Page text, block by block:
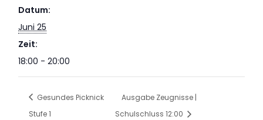
Datum:
Juni 25
Zeit:
18:00 - 20:00
Gesundes Picknick
Stufe 1
Ausgabe Zeugnisse |
Schulschluss 12:00